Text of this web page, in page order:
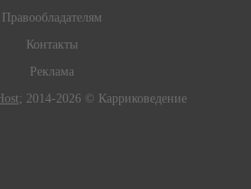
Правообладателям
Контакты
Реклама
; 2014-2026 © Карриковедение